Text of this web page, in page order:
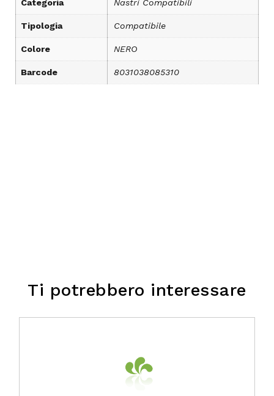
Categoria Nastri Compatibili
Tipologia Compatibile
Colore NERO
Barcode 8031038085310
Ti potrebbero interessare